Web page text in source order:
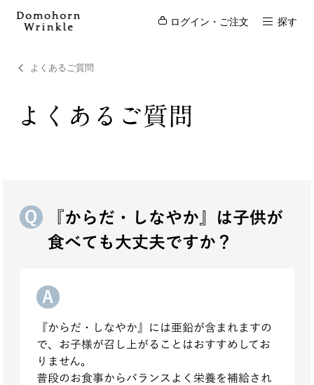
ログイン・ご注文 探す
よくあるご質問
よくあるご質問
『からだ・しなやか』は子供が
食べても大丈夫ですか？
『からだ・しなやか』には亜鉛が含まれますの
で、お子様が召し上がることはおすすめしてお
りません。
普段のお食事からバランスよく栄養を補給され